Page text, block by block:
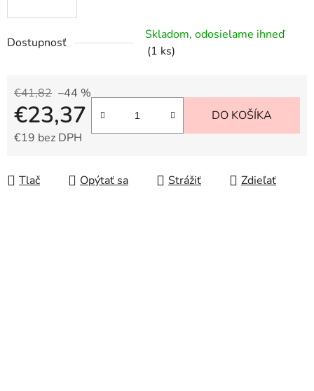
Dostupnosť
Skladom, odosielame ihneď
(1 ks)
€41,82 –44 %
€23,37
€19 bez DPH
DO KOŠÍKA
Tlač Opýtať sa Strážiť Zdieľať